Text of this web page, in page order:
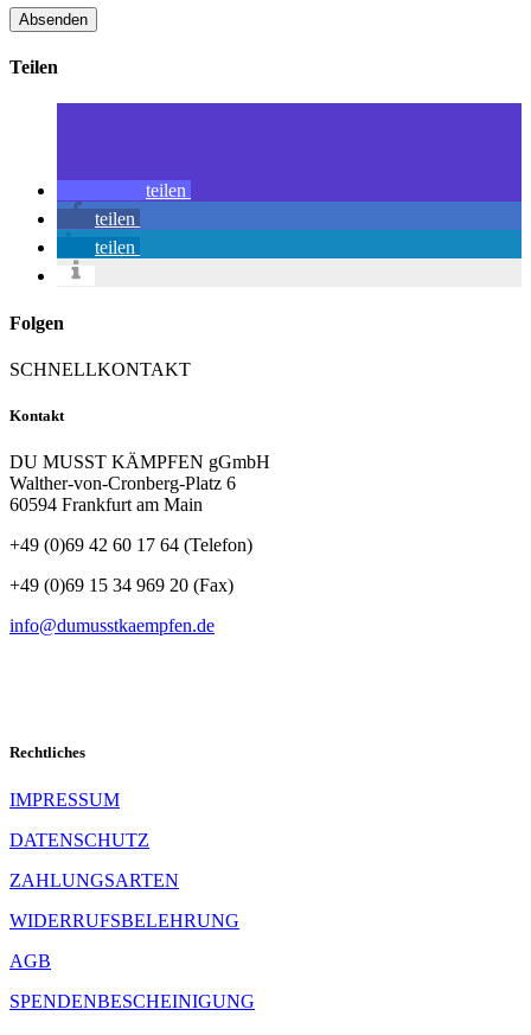
Teilen
teilen
teilen
teilen
Folgen
SCHNELLKONTAKT
Kontakt
DU MUSST KÄMPFEN gGmbH
Walther-von-Cronberg-Platz 6
60594 Frankfurt am Main
+49 (0)69 42 60 17 64 (Telefon)
+49 (0)69 15 34 969 20 (Fax)
info@dumusstkaempfen.de
Rechtliches
IMPRESSUM
DATENSCHUTZ
ZAHLUNGSARTEN
WIDERRUFSBELEHRUNG
AGB
SPENDENBESCHEINIGUNG